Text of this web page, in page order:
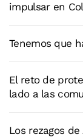
impulsar en
Tenemos que
El reto de
lado a las
Los rezagos